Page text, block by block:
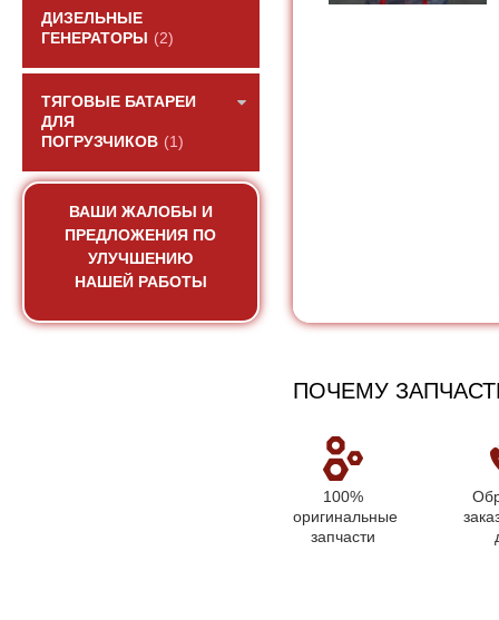
ДИЗЕЛЬНЫЕ
ГЕНЕРАТОРЫ
(2)
ТЯГОВЫЕ БАТАРЕИ
ДЛЯ
ПОГРУЗЧИКОВ (1)
ВАШИ ЖАЛОБЫ И
ПРЕДЛОЖЕНИЯ ПО
УЛУЧШЕНИЮ
НАШЕЙ РАБОТЫ
ПОЧЕМУ
100%
оригинальные
запчасти